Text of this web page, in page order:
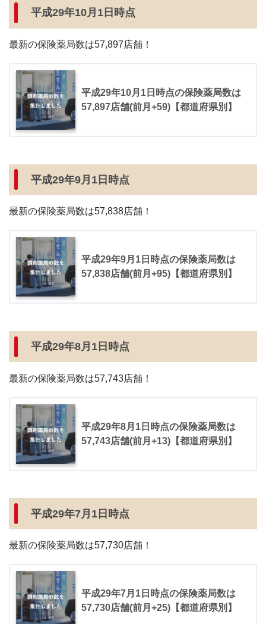
平成29年10月1日時点
最新の保険薬局数は57,897店舗！
平成29年10月1日時点の保険薬局数は
57,897店舗(前月+59)【都道府県別】
平成29年9月1日時点
最新の保険薬局数は57,838店舗！
平成29年9月1日時点の保険薬局数は
57,838店舗(前月+95)【都道府県別】
平成29年8月1日時点
最新の保険薬局数は57,743店舗！
平成29年8月1日時点の保険薬局数は
57,743店舗(前月+13)【都道府県別】
平成29年7月1日時点
最新の保険薬局数は57,730店舗！
平成29年7月1日時点の保険薬局数は
57,730店舗(前月+25)【都道府県別】